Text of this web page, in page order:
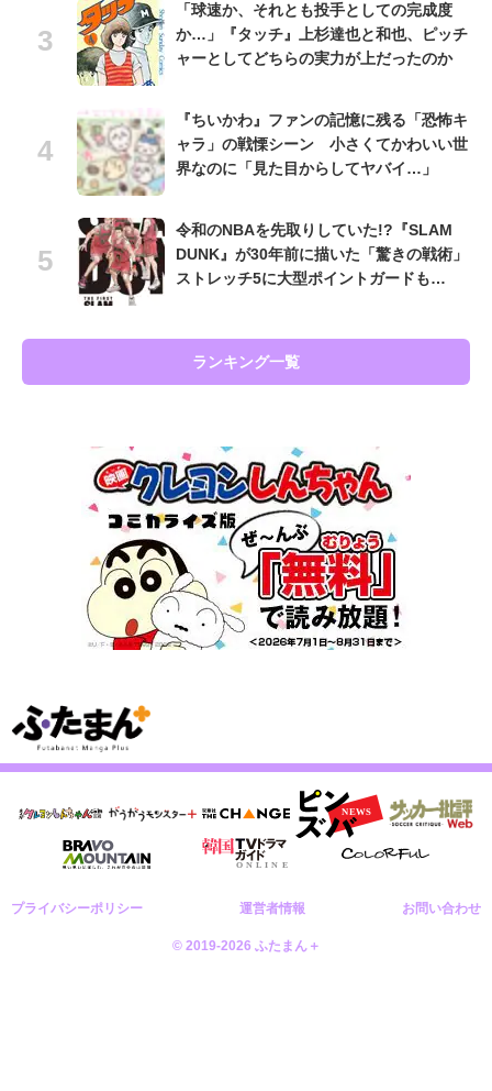
「球速か、それとも投手としての完成度
か…」『タッチ』上杉達也と和也、ピッチ
ャーとしてどちらの実力が上だったのか
『ちいかわ』ファンの記憶に残る「恐怖キ
ャラ」の戦慄シーン 小さくてかわいい世
界なのに「見た目からしてヤバイ…」
令和のNBAを先取りしていた!?『SLAM
DUNK』が30年前に描いた「驚きの戦術」
ストレッチ5に大型ポイントガードも…
ランキング一覧
プライバシーポリシー 運営者情報 お問い合わせ
© 2019-2026 ふたまん＋